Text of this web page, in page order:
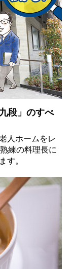
段」のすべ
人ホームをレ
練の料理長に
す。